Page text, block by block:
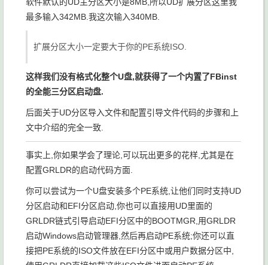
最多输入342MB.我这次输入340MB.
扩展分区大小一定要大于你的PE系统ISO.
这样我们没有格式化整个U盘,就获得了一个内置了FBinst
的全能三分区启动盘.
后面关于UD分区导入文件和配置引导文件代码的步骤和上
文中介绍的完全一致.
事实上,你如果学会了理论,可以玩出更多的花样,尤其是在
配置GRLDR的启动代码方面.
你可以尝试为一个U盘安装多个PE系统,让他们同时支持UD
分区启动和EFI分区启动,你也可以直接用UD里面的
GRLDR链式引导启动EFI分区中的BOOTMGR,用GRLDR
启动Windows启动管理器,然后再启动PE系统;你还可以直
接把PE系统的ISO文件放在EFI分区中或用户数据分区中,